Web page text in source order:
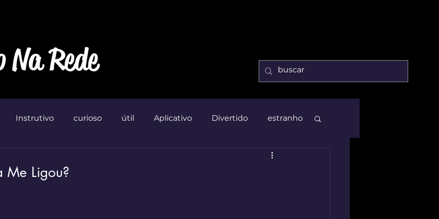
Rede
Instrutivo curioso útil Aplicativo Divertido estranho
Me Ligou?
de 5 estrelas.